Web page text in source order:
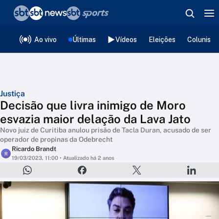
Ao vivo Últimas Vídeos Eleições
Justiça
Decisão que livra inimigo de Moro
esvazia maior delação da Lava Jato
Novo juiz de Curitiba anulou prisão de Tacla Duran, acusado de ser
operador de propinas da Odebrecht
R
Ricardo Brandt
19/03/2023, 11:00 • Atualizado há 2 anos
❮voltar
Editorias